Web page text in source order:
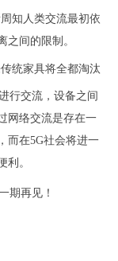
知人类交流最初依
之间的限制。
行交流，设备之间
网络交流是存在一
而在5G社会将进一
利。
期再见！